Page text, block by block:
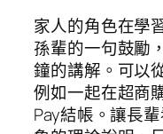
家人的角色在學
孫輩的一句鼓勵
鐘的講解。可以
例如一起在超商
Pay結帳。讓長